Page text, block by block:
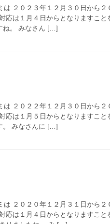
２０２３年１２月３０日から２
応は１月４日からとなりますこと
ね。 みなさん […]
２０２２年１２月３０日から２
応は１月５日からとなりますこと
。 みなさんに […]
２０２０年１２月３１日から２
応は１月４日からとなりますこと